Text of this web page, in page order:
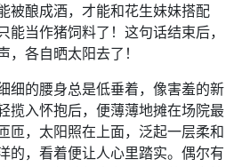
被酿成酒，才能和花生妹妹搭配
能当作猪饲料了！这句话结束后，
各自晒太阳去了！
细的腰身总是低垂着，像害羞的新
揽入怀抱后，便薄薄地摊在场院最
匝，太阳照在上面，泛起一层柔和
的，看着便让人心里踏实。偶尔有